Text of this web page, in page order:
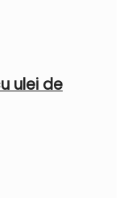
ulei de